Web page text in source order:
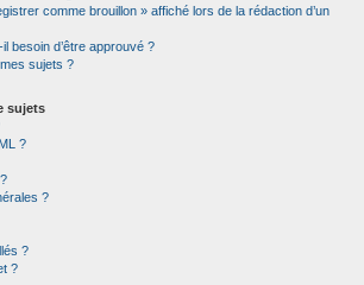
comme brouillon » affiché lors de la rédaction d’un
besoin d’être approuvé ?
sujets ?
sujets
?
?
?
?